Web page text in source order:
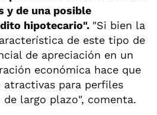
y de una posible
hipotecario". "Si bien la
de este tipo de
de apreciación en un
económica hace que
atractivas para perfiles
de largo plazo", comenta.